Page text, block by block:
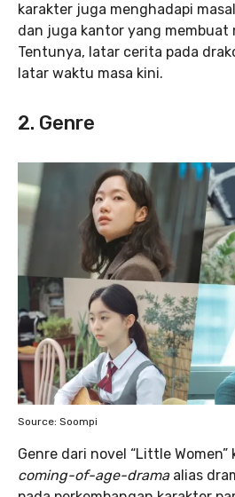
karakter juga menghadapi
dan juga kantor yang membuat
Tentunya, latar cerita pada
latar waktu masa kini.
2. Genre
Source: Soompi
Genre dari novel “Little Women”
coming-of-age-drama alias